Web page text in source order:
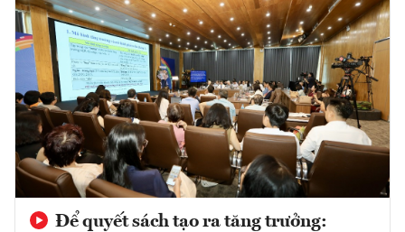
Để quyết sách tạo ra tăng trưởng: